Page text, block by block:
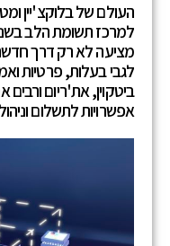
העולם של בלוקצ'יין
למרכז תשומת הלב
מציעה לא רק דרך
לגבי בעלות, פרטיות
ביטקוין, את'ריום
אפשרויות לתשלום